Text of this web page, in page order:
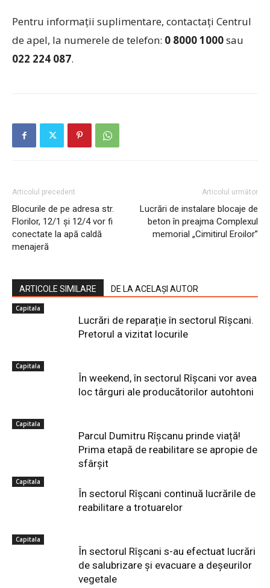
Pentru informații suplimentare, contactați Centrul
de apel, la numerele de telefon: 0 8000 1000sau
022 224 087.
Articolul precedent
Blocurile de pe adresa str.
Florilor, 12/1 și 12/4 vor fi
conectate la apă caldă
menajeră
Articolul următor
Lucrări de instalare blocaje de
beton în preajma Complexul
memorial „Cimitirul Eroilor”
ARTICOLE SIMILARE DE LA ACELAȘI AUTOR
Capitala
Lucrări de reparație în sectorul Rîșcani.
Pretorul a vizitat locurile
Capitala
În weekend, în sectorul Rîșcani vor avea
loc târguri ale producătorilor autohtoni
Capitala
Parcul Dumitru Rîșcanu prinde viață!
Prima etapă de reabilitare se apropie de
sfârșit
Capitala
În sectorul Rîșcani continuă lucrările de
reabilitare a trotuarelor
Capitala
În sectorul Rîșcani s-au efectuat lucrări
de salubrizare și evacuare a deșeurilor
vegetale